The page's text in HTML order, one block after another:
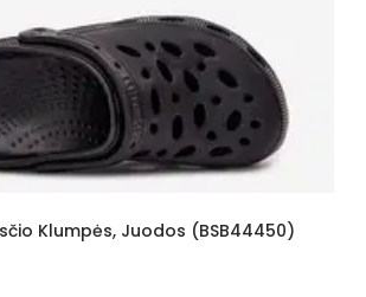
Klumpės, Juodos (BSB44450)